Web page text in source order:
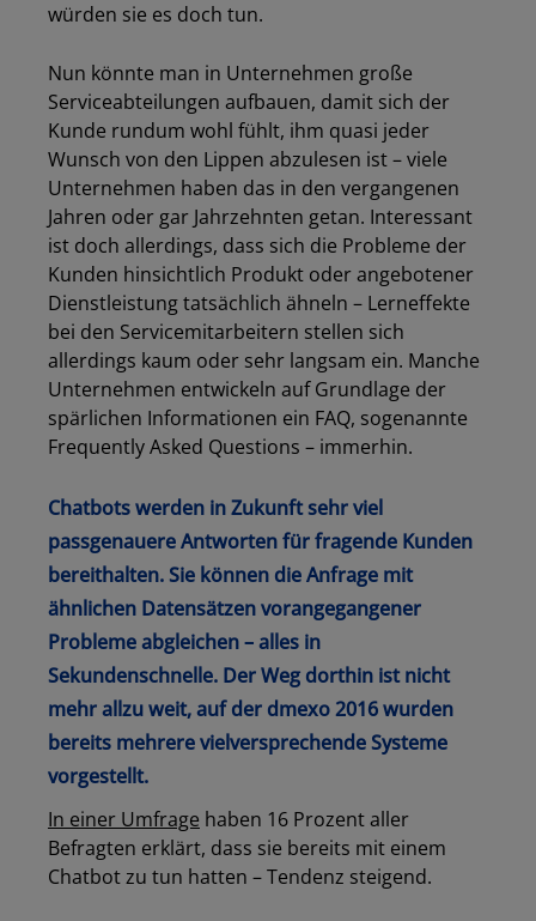
würden sie es doch tun.
Nun könnte man in Unternehmen große
Serviceabteilungen aufbauen, damit sich der
Kunde rundum wohl fühlt, ihm quasi jeder
Wunsch von den Lippen abzulesen ist – viele
Unternehmen haben das in den vergangenen
Jahren oder gar Jahrzehnten getan. Interessant
ist doch allerdings, dass sich die Probleme der
Kunden hinsichtlich Produkt oder angebotener
Dienstleistung tatsächlich ähneln – Lerneffekte
bei den Servicemitarbeitern stellen sich
allerdings kaum oder sehr langsam ein. Manche
Unternehmen entwickeln auf Grundlage der
spärlichen Informationen ein FAQ, sogenannte
Frequently Asked Questions – immerhin.
Chatbots werden in Zukunft sehr viel
passgenauere Antworten für fragende Kunden
bereithalten. Sie können die Anfrage mit
ähnlichen Datensätzen vorangegangener
Probleme abgleichen – alles in
Sekundenschnelle. Der Weg dorthin ist nicht
mehr allzu weit, auf der dmexo 2016wurden
bereits mehrere vielversprechende Systeme
vorgestellt.
In einer Umfrage haben 16 Prozent aller
Befragten erklärt, dass sie bereits mit einem
Chatbot zu tun hatten – Tendenz steigend.